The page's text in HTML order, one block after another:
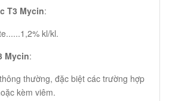
Giá bán thuốc ARV mới nhất hiện
thì bị kháng thuốc? Mua thuốc ARV
Mua thuốc ARV ở Kiên Giang tốt
Mua thuốc ARV ở Hậu Giang tốt nhất
thuốc ARV ở Hải Phòng tốt nhất Mua
nhất Mua thuốc ARV ở Bình Dương tốt
T3 Mycin:
kl/kl.
Mycin:
thường, đặc biệt các trường hợp
kèm viêm.